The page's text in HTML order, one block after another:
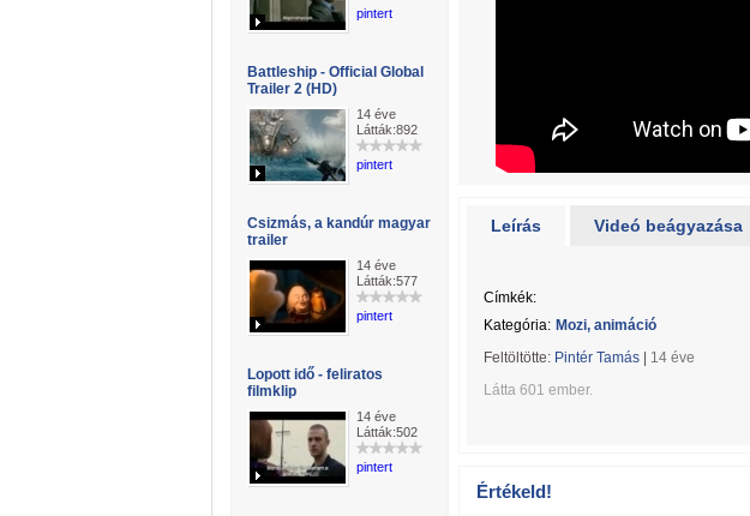
pintert
Battleship - Official Global
Trailer 2 (HD)
14 éve
Látták:892
pintert
Csizmás, a kandúr magyar
trailer
14 éve
Látták:577
pintert
Lopott idő - feliratos
filmklip
14 éve
Látták:502
pintert
Leírás Videó beágyazása
Címkék:
Kategória: Mozi, animáció
Feltöltötte: Pintér Tamás
14 éve
Látta 601 ember.
Értékeld!